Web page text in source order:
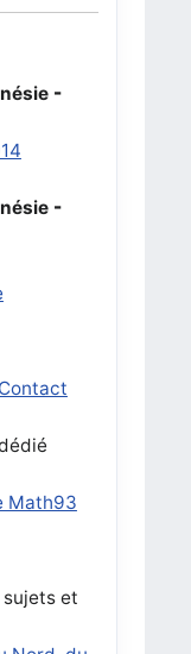
-
-
Contact
Math93
et